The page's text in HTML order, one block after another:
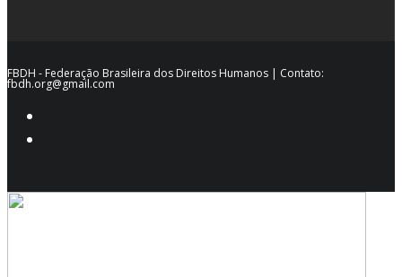
FBDH - Federação Brasileira dos Direitos Humanos | Contato:
fbdh.org@gmail.com